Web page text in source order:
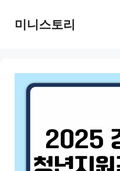
content미니스토리